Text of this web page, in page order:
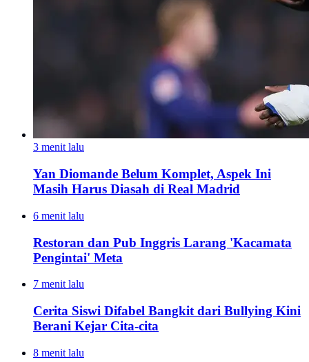
3 menit lalu
Yan Diomande Belum Komplet, Aspek Ini
Masih Harus Diasah di Real Madrid
6 menit lalu
Restoran dan Pub Inggris Larang 'Kacamata
Pengintai' Meta
7 menit lalu
Cerita Siswi Difabel Bangkit dari Bullying Kini
Berani Kejar Cita-cita
8 menit lalu